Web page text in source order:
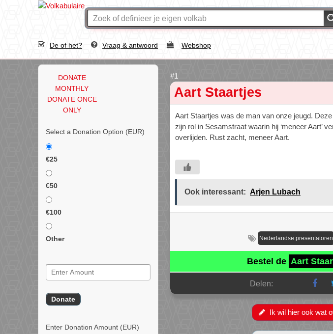
De of het? Vraag & antwoord Webshop
DONATE
MONTHLY
DONATE ONCE
ONLY
Select a Donation Option (EUR)
€25
€50
€100
Other
Enter Donation Amount (EUR)
Aart Staartjes
Aart Staartjes was de man van onze jeugd.
zijn rol in Sesamstraat waarin hij ‘meneer Aart’
overlijden. Rust zacht, meneer Aart.
Ook interessant: Arjen Lubach
Nederlandse presentatoren
Bestel de Aart
Delen:
Ik wil hier ook wat